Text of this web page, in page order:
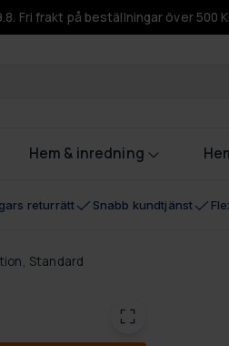
Fri frakt på beställningar över 500
Hem & inredning
returrätt Snabb kundtjänst
Standard